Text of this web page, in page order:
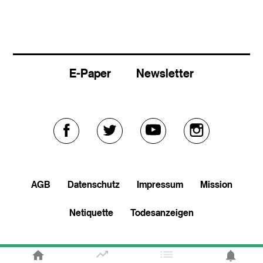
E-Paper Newsletter
Externer Externer Externer Externer
AGB Datenschutz Impressum Mission
Netiquette Todesanzeigen